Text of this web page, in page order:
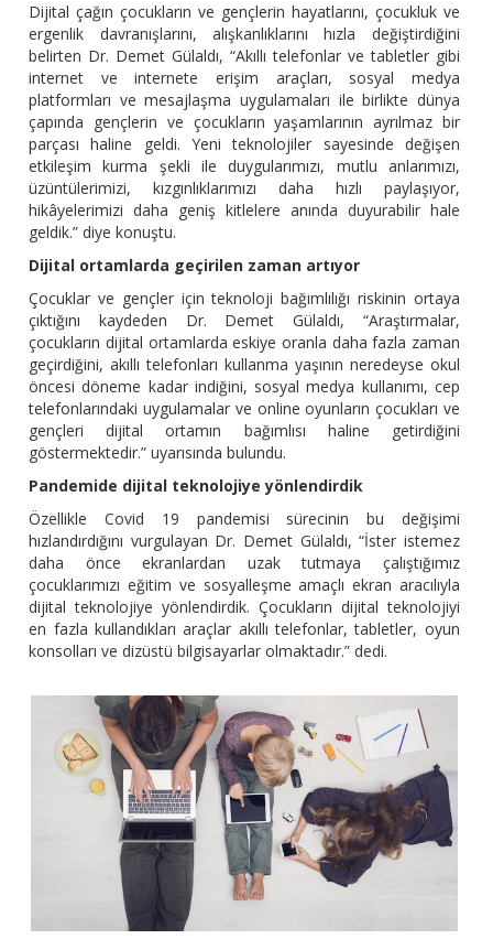
Dijital çağın çocukların ve gençlerin hayatlarını, çocukluk ve
ergenlik davranışlarını, alışkanlıklarını hızla değiştirdiğini
belirten Dr. Demet Gülaldı, “Akıllı telefonlar ve tabletler gibi
internet ve internete erişim araçları, sosyal medya
platformları ve mesajlaşma uygulamaları ile birlikte dünya
çapında gençlerin ve çocukların yaşamlarının ayrılmaz bir
parçası haline geldi. Yeni teknolojiler sayesinde değişen
etkileşim kurma şekli ile duygularımızı, mutlu anlarımızı,
üzüntülerimizi, kızgınlıklarımızı daha hızlı paylaşıyor,
hikâyelerimizi daha geniş kitlelere anında duyurabilir hale
geldik.” diye konuştu.
Dijital ortamlarda geçirilen zaman artıyor
Çocuklar ve gençler için teknoloji bağımlılığı riskinin ortaya
çıktığını kaydeden Dr. Demet Gülaldı, “Araştırmalar,
çocukların dijital ortamlarda eskiye oranla daha fazla zaman
geçirdiğini, akıllı telefonları kullanma yaşının neredeyse okul
öncesi döneme kadar indiğini, sosyal medya kullanımı, cep
telefonlarındaki uygulamalar ve online oyunların çocukları ve
gençleri dijital ortamın bağımlısı haline getirdiğini
göstermektedir.” uyarısında bulundu.
Pandemide dijital teknolojiye yönlendirdik
Özellikle Covid 19 pandemisi sürecinin bu değişimi
hızlandırdığını vurgulayan Dr. Demet Gülaldı, “İster istemez
daha önce ekranlardan uzak tutmaya çalıştığımız
çocuklarımızı eğitim ve sosyalleşme amaçlı ekran aracılıyla
dijital teknolojiye yönlendirdik. Çocukların dijital teknolojiyi
en fazla kullandıkları araçlar akıllı telefonlar, tabletler, oyun
konsolları ve dizüstü bilgisayarlar olmaktadır.” dedi.